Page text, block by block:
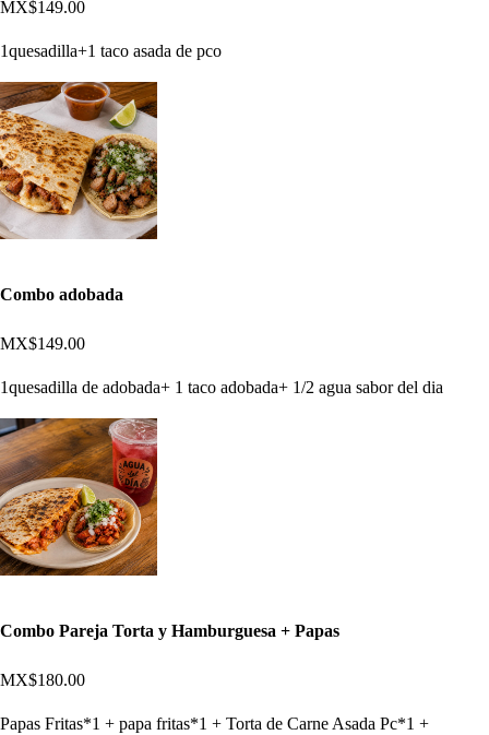
MX$149.00
1quesadilla+1 taco asada de pco
Combo adobada
MX$149.00
1quesadilla de adobada+ 1 taco adobada+ 1/2 agua sabor del dia
Combo Pareja Torta y Hamburguesa + Papas
MX$180.00
Papas Fritas*1 + papa fritas*1 + Torta de Carne Asada Pc*1 +